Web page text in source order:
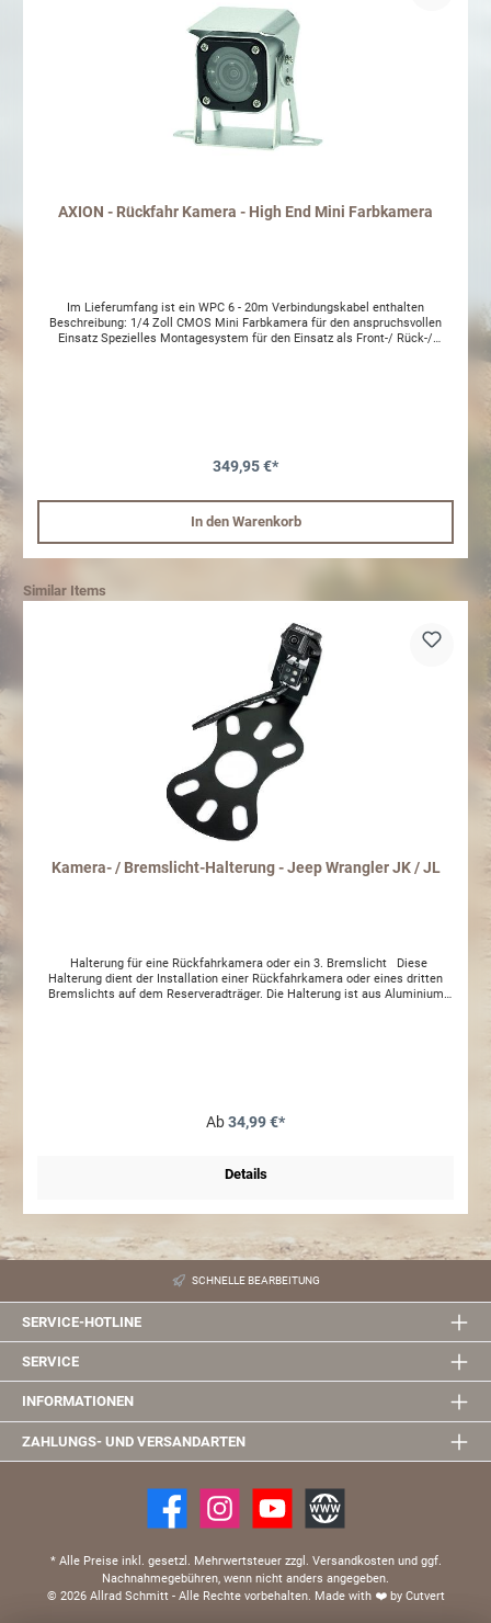
AXION - Rückfahr Kamera - High End Mini Farbkamera
Im Lieferumfang ist ein WPC 6 - 20m Verbindungskabel enthalten
Beschreibung: 1/4 Zoll CMOS Mini Farbkamera für den anspruchsvollen
Einsatz Spezielles Montagesystem für den Einsatz als Front-/ Rück-/
Betriebstemperatur -30 °C bis + 80 °C Vibrationsfestigkeit 10G
T) 30x30x28,5 mm Prüfzeichen, Zertifikate ECE-R10
349,95 €*
In den Warenkorb
Similar Items
Kamera- / Bremslicht-Halterung - Jeep Wrangler JK / JL
Halterung für eine Rückfahrkamera oder ein 3. Bremslicht Diese
Halterung dient der Installation einer Rückfahrkamera oder eines dritten
Bremslichts auf dem Reserveradträger. Die Halterung ist aus Aluminium
lediglich die Halterung (Aluminiumplatte). Kamera, Bremslicht sowie
Radschrauben NICHT im Lieferumfang enthalten! *Symbolbild
Ab34,99 €*
Details
SCHNELLE BEARBEITUNG
SERVICE-HOTLINE
SERVICE
INFORMATIONEN
ZAHLUNGS- UND VERSANDARTEN
* Alle Preise inkl. gesetzl. Mehrwertsteuer zzgl. Versandkosten und ggf.
Nachnahmegebühren, wenn nicht anders angegeben.
© 2026 Allrad Schmitt - Alle Rechte vorbehalten. Made with ❤️by Cutvert